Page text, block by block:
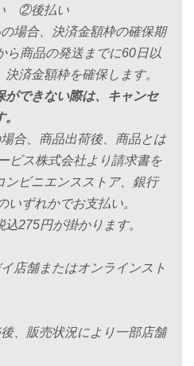
②後払い
場合、決済金額枠の確保期
ら商品の発送までに60日以
済金額枠を確保します。
ができない際は、キャンセ
合、商品出荷後、商品とは
ビス株式会社より請求書を
ンビニエンスストア、銀行
いずれかでお支払い。
275円が掛かります。
店舗またはオンラインスト
、販売状況により一部店舗